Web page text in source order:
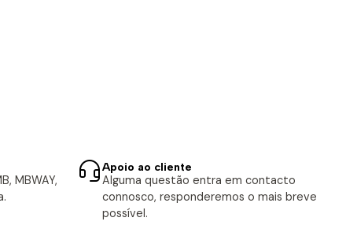
MBWAY,
Apoio ao cliente
Alguma questão entra em contacto
connosco, responderemos o mais breve
possível.